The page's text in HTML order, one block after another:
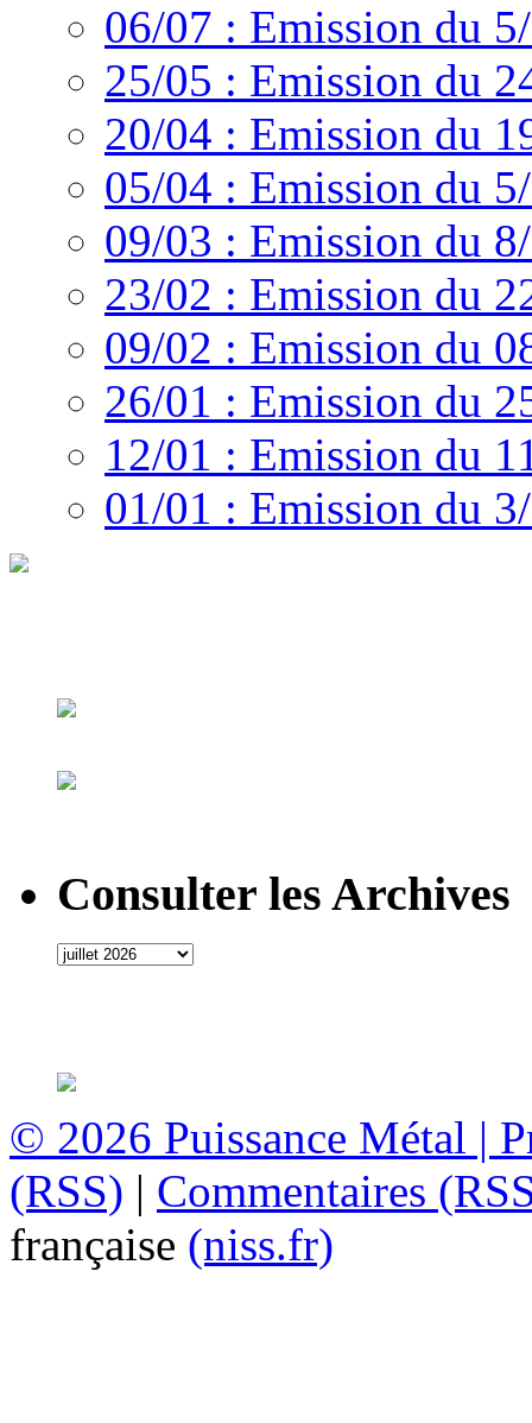
06/07 : Emission du
25/05 : Emission du
20/04 : Emission du
05/04 : Emission du
09/03 : Emission du
23/02 : Emission du
09/02 : Emission du
26/01 : Emission du
12/01 : Emission du
01/01 : Emission du
Consulter les Archives
© 2026 Puissance Métal |
(RSS) | Commentaires
française (niss.fr)